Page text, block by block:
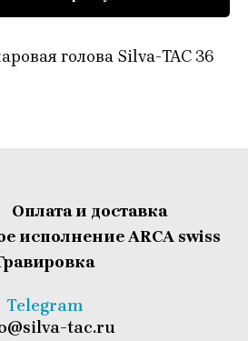
голова Silva-TAC 36
Оплата и доставка
исполнение ARCA swiss
Telegram
tac.ru